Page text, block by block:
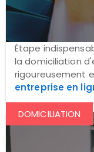
Étape
la domiciliation
rigoureusement
entreprise en
DOMICILIATION